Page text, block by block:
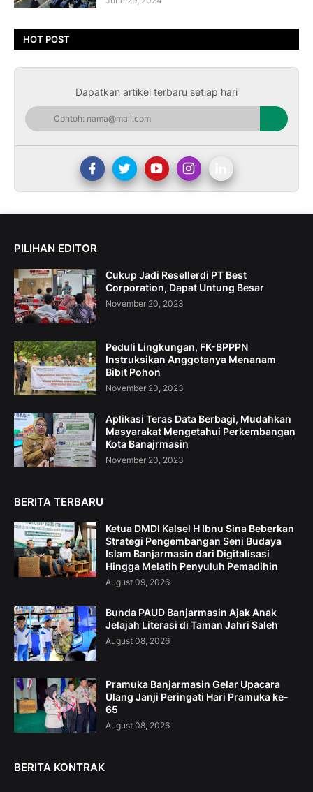
HOT POST
Dapatkan artikel terbaru setiap hari
PILIHAN EDITOR
Cukup Jadi Resellerdi PT Best
Corporation, Dapat Untung Besar
November 20, 2023
Peduli Lingkungan, FK-BPPPN
Instruksikan Anggotanya Menanam
Bibit Pohon
November 20, 2023
Aplikasi Teras Data Berbagi, Mudahkan
Masyarakat Mengetahui Perkembangan
Kota Banajrmasin
November 20, 2023
BERITA TERBARU
Ketua DMDI Kalsel H Ibnu Sina Beberkan
Strategi Pengembangan Seni Budaya
Islam Banjarmasin dari Digitalisasi
Hingga Melatih Penyuluh Pemadihin
August 09, 2026
Bunda PAUD Banjarmasin Ajak Anak
Jelajah Literasi di Taman Jahri Saleh
August 08, 2026
Pramuka Banjarmasin Gelar Upacara
Ulang Janji Peringati Hari Pramuka ke-
65
August 08, 2026
BERITA KONTRAK